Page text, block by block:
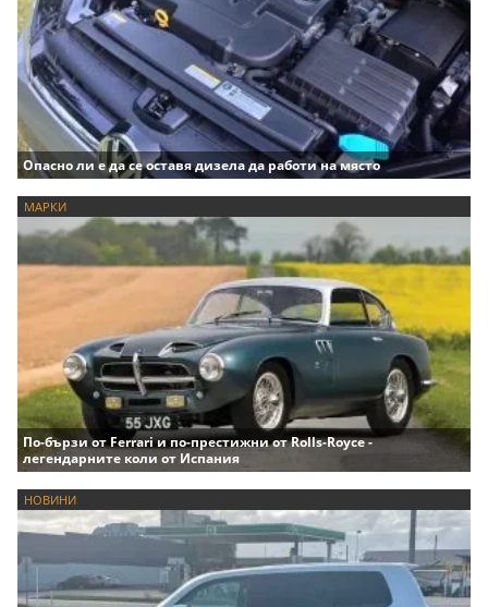
Опасно ли е да се оставя дизела да работи на място
МАРКИ
По-бързи от Ferrari и по-престижни от Rolls-Royce -
легендарните коли от Испания
НОВИНИ